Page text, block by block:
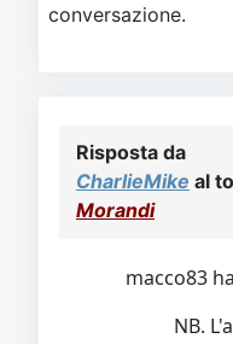
conversazione.
Risposta da
CharlieMike al
Morandi
macco83
NB.